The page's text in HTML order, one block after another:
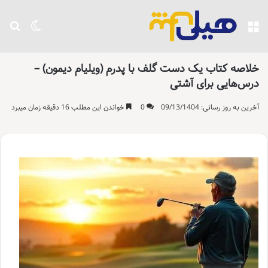
تغییر منو
خلاصه کتاب یک دست گلف با پدرم (ویلیام دیمون) –
درس‌هایی برای آشتی
آخرین به روز رسانی: 09/13/1404 0 خواندن این مطلب 16 دقیقه زمان میبرد